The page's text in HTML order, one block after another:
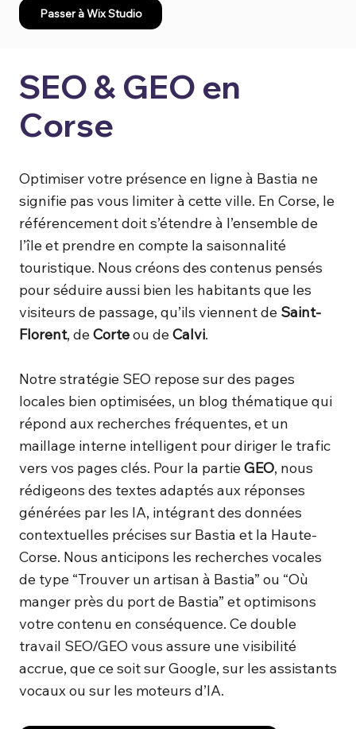
Passer à Wix Studio
SEO & GEO en
Corse
Optimiser votre présence en ligne à Bastia ne
signifie pas vous limiter à cette ville. En Corse, le
référencement doit s’étendre à l’ensemble de
l’île et prendre en compte la saisonnalité
touristique. Nous créons des contenus pensés
pour séduire aussi bien les habitants que les
visiteurs de passage, qu’ils viennent de Saint-
Florent, deCorteou deCalvi.
Notre stratégie SEO repose sur des pages
locales bien optimisées, un blog thématique qui
répond aux recherches fréquentes, et un
maillage interne intelligent pour diriger le trafic
vers vos pages clés. Pour la partieGEO, nous
rédigeons des textes adaptés aux réponses
générées par les IA, intégrant des données
contextuelles précises sur Bastia et la Haute-
Corse. Nous anticipons les recherches vocales
de type “Trouver un artisan à Bastia” ou “Où
manger près du port de Bastia” et optimisons
votre contenu en conséquence. Ce double
travail SEO/GEO vous assure une visibilité
accrue, que ce soit sur Google, sur les assistants
vocaux ou sur les moteurs d’IA.